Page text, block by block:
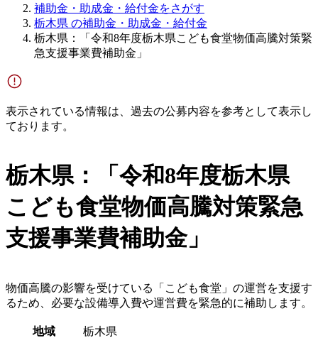
補助金・助成金・給付金をさがす
栃木県 の補助金・助成金・給付金
栃木県：「令和8年度栃木県こども食堂物価高騰対策緊
急支援事業費補助金」
表示されている情報は、過去の公募内容を参考として表示し
ております。
栃木県：「令和8年度栃木県
こども食堂物価高騰対策緊急
支援事業費補助金」
物価高騰の影響を受けている「こども食堂」の運営を支援す
るため、必要な設備導入費や運営費を緊急的に補助します。
地域
栃木県